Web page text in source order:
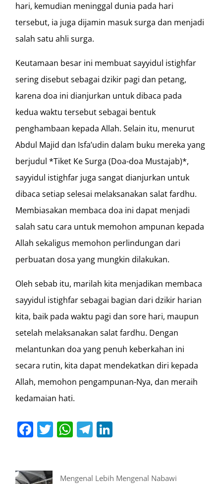
hari, kemudian meninggal dunia pada hari
tersebut, ia juga dijamin masuk surga dan menjadi
salah satu ahli surga.
Keutamaan besar ini membuat sayyidul istighfar
sering disebut sebagai dzikir pagi dan petang,
karena doa ini dianjurkan untuk dibaca pada
kedua waktu tersebut sebagai bentuk
penghambaan kepada Allah. Selain itu, menurut
Abdul Majid dan Isfa’udin dalam buku mereka yang
berjudul *Tiket Ke Surga (Doa-doa Mustajab)*,
sayyidul istighfar juga sangat dianjurkan untuk
dibaca setiap selesai melaksanakan salat fardhu.
Membiasakan membaca doa ini dapat menjadi
salah satu cara untuk memohon ampunan kepada
Allah sekaligus memohon perlindungan dari
perbuatan dosa yang mungkin dilakukan.
Oleh sebab itu, marilah kita menjadikan membaca
sayyidul istighfar sebagai bagian dari dzikir harian
kita, baik pada waktu pagi dan sore hari, maupun
setelah melaksanakan salat fardhu. Dengan
melantunkan doa yang penuh keberkahan ini
secara rutin, kita dapat mendekatkan diri kepada
Allah, memohon pengampunan-Nya, dan meraih
kedamaian hati.
Facebook
Twitter
WhatsApp
Telegram
Mengenal Lebih Mengenal Nabawi